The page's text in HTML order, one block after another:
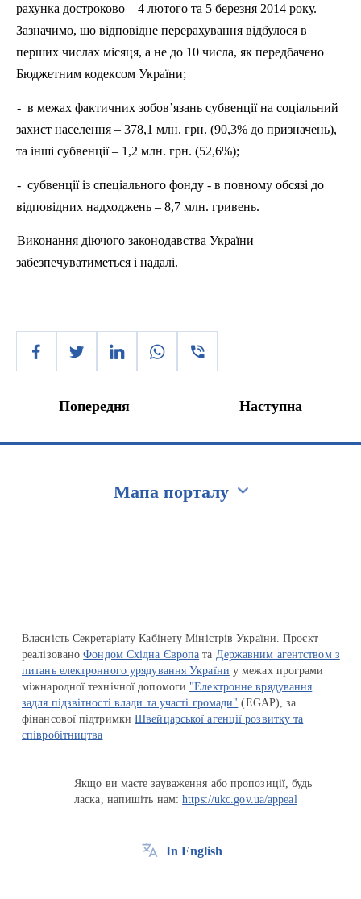
рахунка достроково – 4 лютого та 5 березня 2014 року.
Зазначимо, що відповідне перерахування відбулося в
перших числах місяця, а не до 10 числа, як передбачено
Бюджетним кодексом України;
- в межах фактичних зобов’язань субвенції на соціальний
захист населення – 378,1 млн. грн. (90,3% до призначень),
та інші субвенції – 1,2 млн. грн. (52,6%);
- субвенції із спеціального фонду - в повному обсязі до
відповідних надходжень – 8,7 млн. гривень.
Виконання діючого законодавства України
забезпечуватиметься і надалі.
Попередня Наступна
Мапа порталу
Власність Секретаріату Кабінету Міністрів України. Проєкт
реалізованоФондом Східна Європа та Державним агентством з
питань електронного урядування України у межах програми
міжнародної технічної допомоги "Електронне врядування
задля підзвітності влади та участі громади" (EGAP), за
фінансової підтримкиШвейцарської агенції розвитку та
співробітництва
Якщо ви маєте зауваження або пропозиції, будь
ласка, напишіть нам:https://ukc.gov.ua/appeal
In English